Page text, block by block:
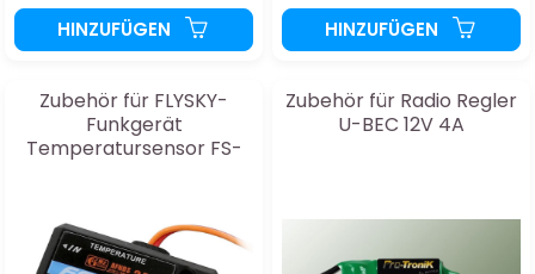
HINZUFÜGEN HINZUFÜGEN
Zubehör für FLYSKY-
Funkgerät
Temperatursensor FS-
Zubehör für Radio Regler
U-BEC 12V 4A